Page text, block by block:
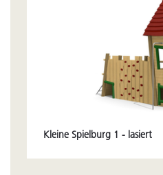
Kleine Spielburg 1 - lasiert